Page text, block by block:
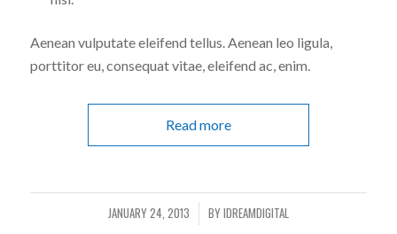
Aenean vulputate eleifend tellus. Aenean leo ligula,
porttitor eu, consequat vitae, eleifend ac, enim.
Read more
JANUARY 24, 2013
/ BYIDREAMDIGITAL